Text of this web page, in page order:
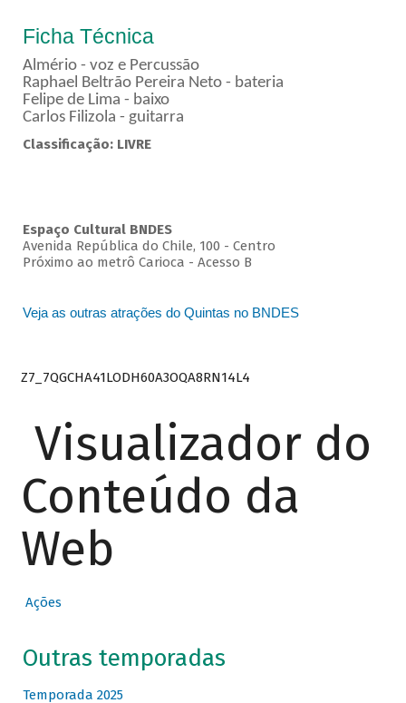
Ficha Técnica
Almério - voz e Percussão
Raphael Beltrão Pereira Neto - bateria
Felipe de Lima - baixo
Carlos Filizola - guitarra
Classificação: LIVRE
Espaço Cultural BNDES
Avenida República do Chile, 100 - Centro
Próximo ao metrô Carioca - Acesso B
Veja as outras atrações do Quintas no BNDES
Z7_7QGCHA41LODH60A3OQA8RN14L4
Visualizador do
Conteúdo da
Web
Ações
Outras temporadas
Temporada 2025